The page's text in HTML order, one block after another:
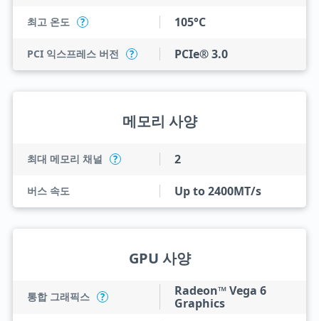
최고 온도 ? 105°C
PCI 익스프레스 버전 ? PCIe® 3.0
메모리 사양
최대 메모리 채널 ? 2
버스 속도 Up to 2400MT/s
GPU 사양
통합 그래픽스 ?
Radeon™ Vega 6
Graphics